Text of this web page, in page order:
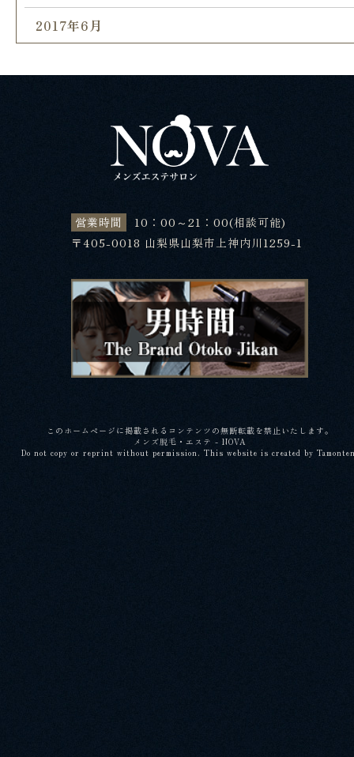
2017年6月
営業時間
10：00～21：00(相談可能)
〒405-0018 山梨県山梨市上神内川1259-1
このホームページに掲載されるコンテンツの無断転載を禁止いたします。
メンズ脱毛・エステ - NOVA
Do not copy or reprint without permission. This website is created by